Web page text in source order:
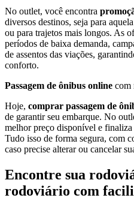
No outlet, você encontra
diversos destinos, seja para
ou para trajetos mais longos. As
períodos de baixa demanda,
de assentos das viações,
conforto.
Passagem de ônibus online com
Hoje, comprar passagem de
de garantir seu embarque. No
melhor preço disponível e finaliza
Tudo isso de forma segura, com
caso precise alterar ou cancelar
Encontre sua
rodoviário com